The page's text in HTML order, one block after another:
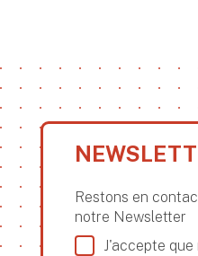
Restons en
notre Newsletter
J'accepte que